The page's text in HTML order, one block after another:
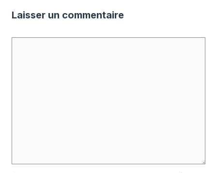
Laisser un commentaire